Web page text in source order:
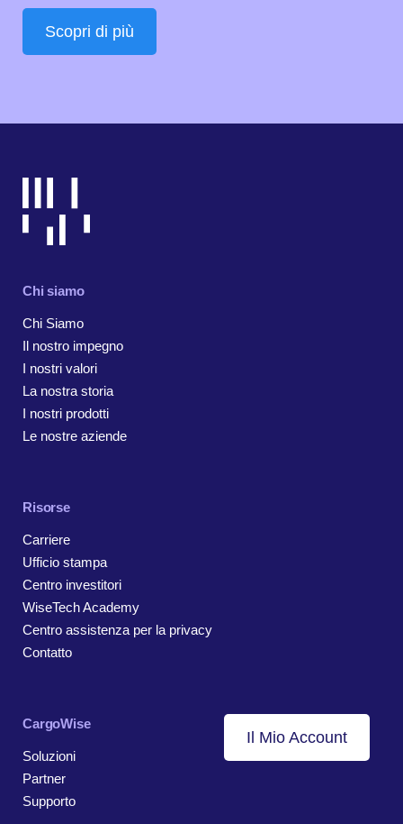
Scopri di più
Chi siamo
Chi Siamo
Il nostro impegno
I nostri valori
La nostra storia
I nostri prodotti
Le nostre aziende
Risorse
Carriere
Ufficio stampa
Centro investitori
WiseTech Academy
Centro assistenza per la privacy
Contatto
CargoWise
Soluzioni
Partner
Supporto
Il Mio Account